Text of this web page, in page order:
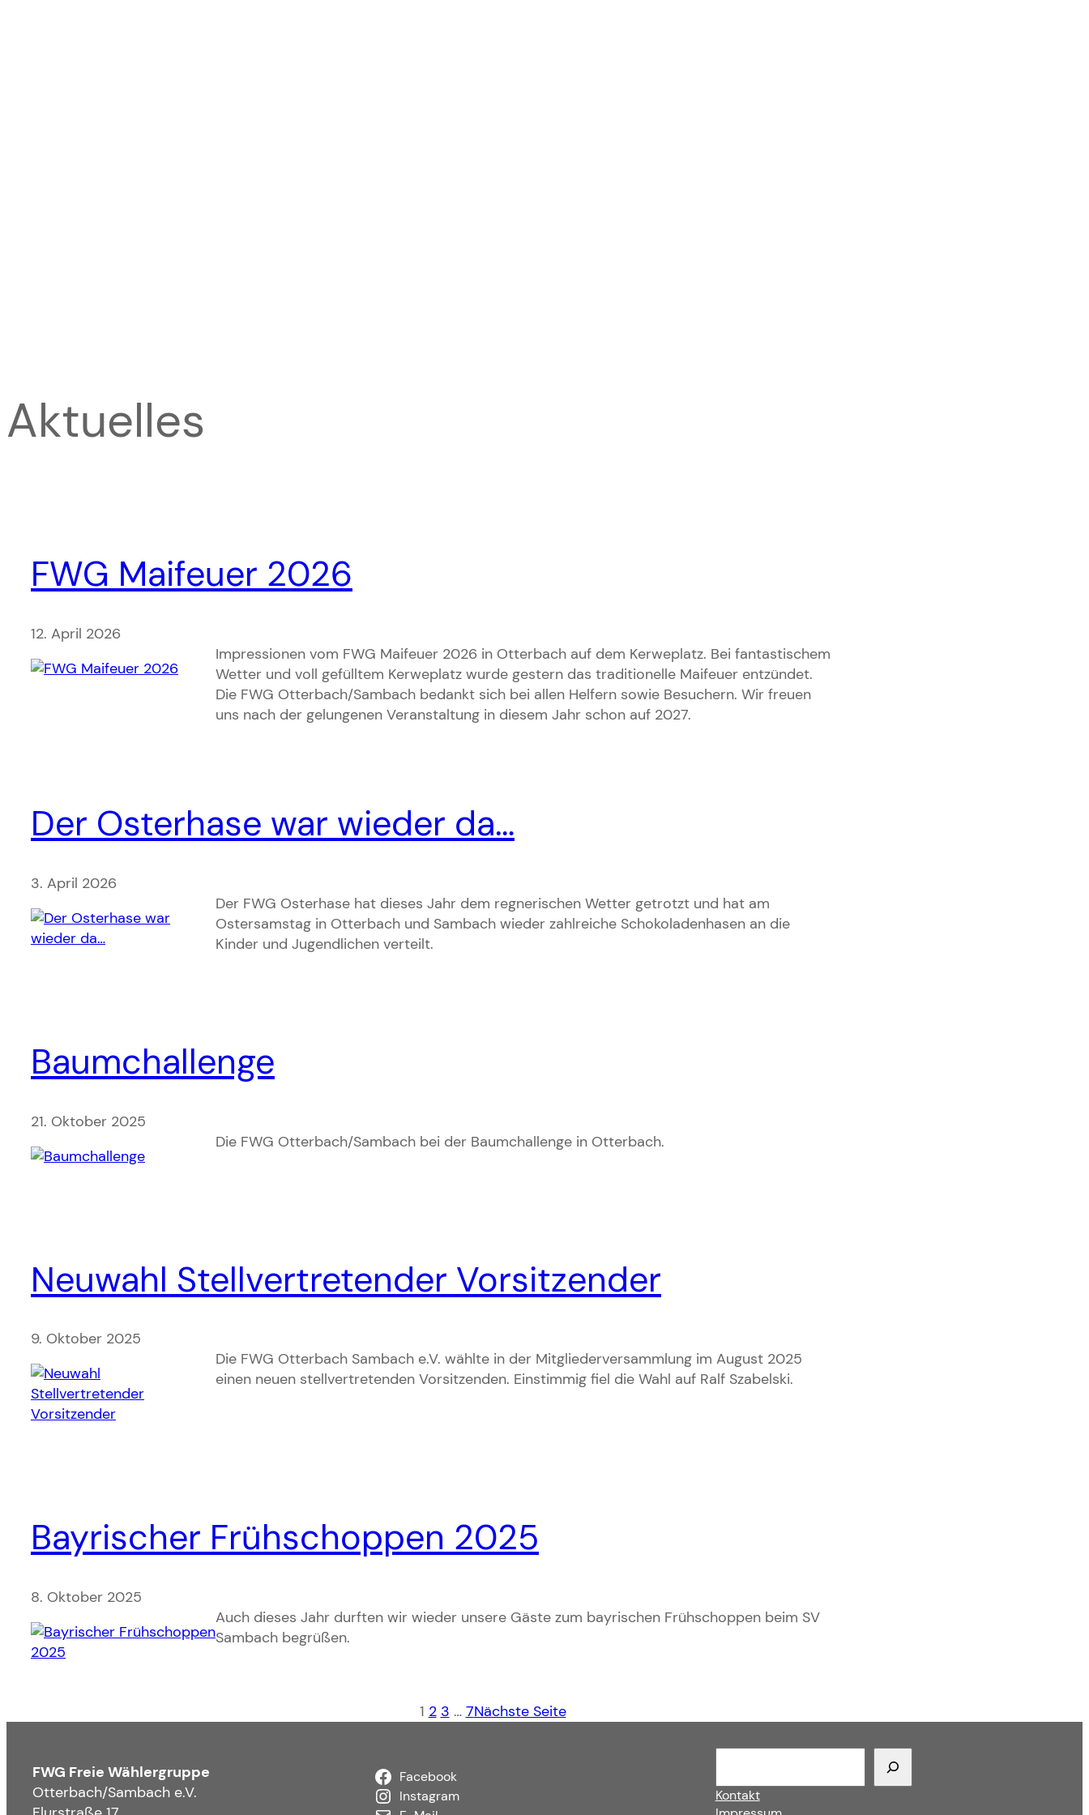
Aktuelles
FWG Maifeuer 2026
12. April 2026
Impressionen vom FWG Maifeuer 2026 in Otterbach auf dem Kerweplatz. Bei fantastischem
Wetter und voll gefülltem Kerweplatz wurde gestern das traditionelle Maifeuer entzündet.
Die FWG Otterbach/Sambach bedankt sich bei allen Helfern sowie Besuchern. Wir freuen
uns nach der gelungenen Veranstaltung in diesem Jahr schon auf 2027.
Der Osterhase war wieder da…
3. April 2026
Der FWG Osterhase hat dieses Jahr dem regnerischen Wetter getrotzt und hat am
Ostersamstag in Otterbach und Sambach wieder zahlreiche Schokoladenhasen an die
Kinder und Jugendlichen verteilt.
Baumchallenge
21. Oktober 2025
Die FWG Otterbach/Sambach bei der Baumchallenge in Otterbach.
Neuwahl Stellvertretender Vorsitzender
9. Oktober 2025
Die FWG Otterbach Sambach e.V. wählte in der Mitgliederversammlung im August 2025
einen neuen stellvertretenden Vorsitzenden. Einstimmig fiel die Wahl auf Ralf Szabelski.
Bayrischer Frühschoppen 2025
8. Oktober 2025
Auch dieses Jahr durften wir wieder unsere Gäste zum bayrischen Frühschoppen beim SV
Sambach begrüßen.
1 2 3 … 7Nächste Seite
FWG Freie Wählergruppe
Otterbach/Sambach e.V.
Facebook
Instagram
c
Kontakt